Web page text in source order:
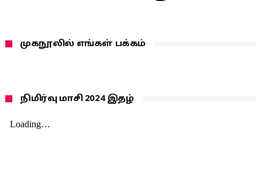
முகநூலில் எங்கள் பக்கம்
நிமிர்வு மாசி 2024 இதழ்